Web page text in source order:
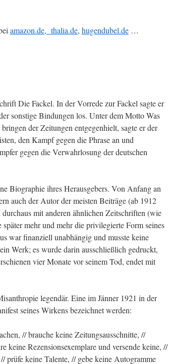
amazon.de, thalia.de, hugendubel.de …
Die Fackel. In der Vorrede zur Fackel sagte er
sonstige Bindungen los. Unter dem Motto Was
der Zeitungen entgegenhielt, sagte er der
den Kampf gegen die Phrase an und
gegen die Verwahrlosung der deutschen
Biographie ihres Herausgebers. Von Anfang an
auch der Autor der meisten Beiträge (ab 1912
mit anderen ähnlichen Zeitschriften (wie
mehr und mehr die privilegierte Form seines
war finanziell unabhängig und musste keine
Werk; es wurde darin ausschließlich gedruckt,
vier Monate vor seinem Tod, endet mit
legendär. Eine im Jänner 1921 in der
seines Wirkens bezeichnet werden:
// brauche keine Zeitungsausschnitte, //
keine Rezensionsexemplare und versende keine, //
prüfe keine Talente, // gebe keine Autogramme